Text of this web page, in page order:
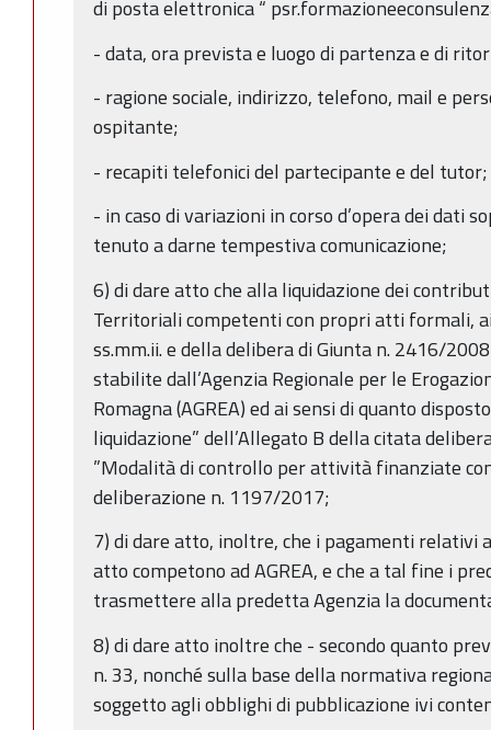
di posta elettronica “
- data, ora prevista e luogo di partenza e di
- ragione sociale, indirizzo, telefono, mail e
ospitante;
- recapiti telefonici del partecipante e del tutor;
- in caso di variazioni in corso d’opera dei dati
tenuto a darne tempestiva comunicazione;
6) di dare atto che alla liquidazione dei
Territoriali competenti con propri atti formali,
ss.mm.ii. e della delibera di Giunta n. 2416/
stabilite dall’Agenzia Regionale per le
Romagna (AGREA) ed ai sensi di quanto
liquidazione” dell’Allegato B della citata
”Modalità di controllo per attività finanziate
deliberazione n. 1197/2017;
7) di dare atto, inoltre, che i pagamenti relativi
atto competono ad AGREA, e che a tal fine i
trasmettere alla predetta Agenzia la
8) di dare atto inoltre che - secondo quanto
n. 33, nonché sulla base della normativa
soggetto agli obblighi di pubblicazione ivi